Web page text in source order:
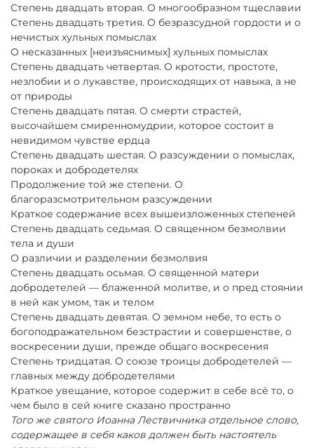
Степень двадцать вторая. О многообразном тщеславии
Степень двадцать третия. О безразсудной гордости и о
нечистых хульных помыслах
О несказанных [неизъяснимых] хульных помыслах
Степень двадцать четвертая. О кротости, простоте,
незлобии и о лукавстве, происходящих от навыка, а не
от природы
Степень двадцать пятая. О смерти страстей,
высочайшем смиренномудрии, которое состоит в
невидимом чувстве ердца
Степень двадцать шестая. О разсуждении о помыслах,
пороках и добродетелях
Продолжение той же степени. О
благоразсмотрительном разсуждении
Краткое содержание всех вышеизложенных степеней
Степень двадцать седьмая. О священном безмолвии
тела и души
О различии и разделении безмолвия
Степень двадцать осьмая. О священной матери
добродетелей — блаженной молитве, и о пред стоянии
в ней как умом, так и телом
Степень двадцать девятая. О земном небе, то есть о
богоподражательном безстрастии и совершенстве, о
воскресении души, прежде общаго воскресения
Степень тридцатая. О союзе троицы добродетелей —
главных между добродетелями
Краткое увещание, которое содержит в себе всё то, о
чем было в сей книге сказано пространно
Того же святого Иоанна Лествичника отдельное слово,
содержащее в себя каков должен быть настоятель